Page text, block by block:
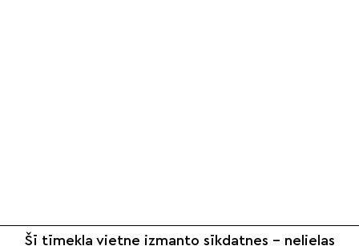
Šī tīmekļa vietne izmanto sīkdatnes – nelielas